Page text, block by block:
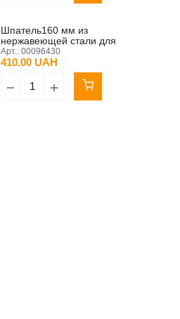
Шпатель160 мм из
нержавеющей стали для
набора смеси из ведра
Kubala
Арт.: 00096430
410.00 UAH